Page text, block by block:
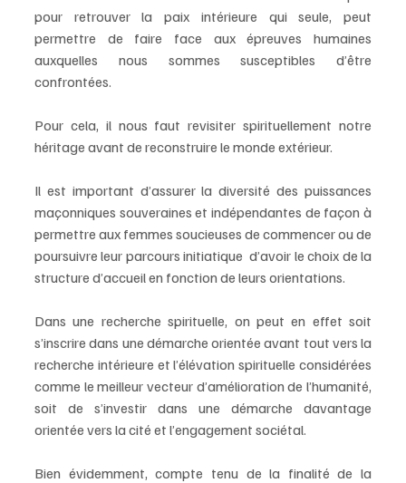
pour retrouver la paix intérieure qui seule, peut
permettre de faire face aux épreuves humaines
auxquelles nous sommes susceptibles d’être
confrontées.
Pour cela, il nous faut revisiter spirituellement notre
héritage avant de reconstruire le monde extérieur.
Il est important d’assurer la diversité des puissances
maçonniques souveraines et indépendantes de façon à
permettre aux femmes soucieuses de commencer ou de
poursuivre leur parcours initiatique  d’avoir le choix de la
structure d’accueil en fonction de leurs orientations.
Dans une recherche spirituelle, on peut en effet soit
s’inscrire dans une démarche orientée avant tout vers la
recherche intérieure et l’élévation spirituelle considérées
comme le meilleur vecteur d’amélioration de l’humanité,
soit de s’investir dans une démarche davantage
orientée vers la cité et l’engagement sociétal.
Bien évidemment, compte tenu de la finalité de la